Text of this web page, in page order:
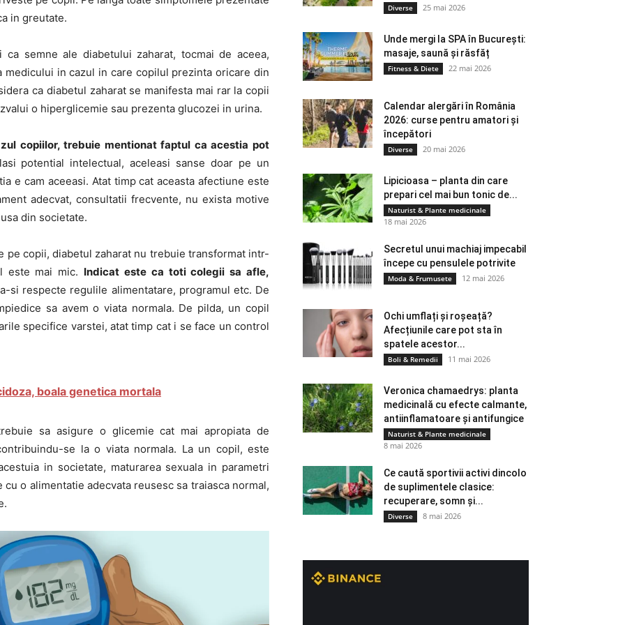
in greutate.
semne ale diabetului zaharat, tocmai de aceea,
in cazul in care copilul prezinta oricare din
ca diabetul zaharat se manifesta mai rar la copii
o hiperglicemie sau prezenta glucozei in urina.
copiilor, trebuie mentionat faptul ca acestia pot
potential intelectual, aceleasi sanse doar pe un
e cam aceeasi. Atat timp cat aceasta afectiune este
adecvat, consultatii frecvente, nu exista motive
din societate.
copii, diabetul zaharat nu trebuie transformat intr-
este mai mic. Indicat este ca toti colegii sa afle,
si respecte regulile alimentatare, programul etc. De
sa avem o viata normala. De pilda, un copil
specifice varstei, atat timp cat i se face un control
boala genetica mortala
sa asigure o glicemie cat mai apropiata de
se la o viata normala. La un copil, este
in societate, maturarea sexuala in parametri
o alimentatie adecvata reusesc sa traiasca normal,
Diverse 25 mai 2026
Unde mergi la SPA în București:
masaje, saună și răsfăț
Fitness & Diete 22 mai 2026
Calendar alergări în România
2026: curse pentru amatori și
începători
Diverse 20 mai 2026
Lipicioasa – planta din care
prepari cel mai bun tonic de...
Naturist & Plante medicinale
18 mai 2026
Secretul unui machiaj impecabil
începe cu pensulele potrivite
Moda & Frumusete 12 mai 2026
Ochi umflați și roșeață?
Afecțiunile care pot sta în
spatele acestor...
Boli & Remedii 11 mai 2026
Veronica chamaedrys: planta
medicinală cu efecte calmante,
antiinflamatoare și antifungice
Naturist & Plante medicinale
8 mai 2026
Ce caută sportivii activi dincolo
de suplimentele clasice:
recuperare, somn și...
Diverse 8 mai 2026